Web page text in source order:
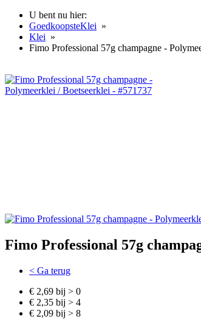
U bent nu hier:
GoedkoopsteKlei »
Klei »
Fimo Professional 57g champagne -
Fimo Professional 57g
< Ga terug
€ 2,69 bij > 0
€ 2,35 bij > 4
€ 2,09 bij > 8